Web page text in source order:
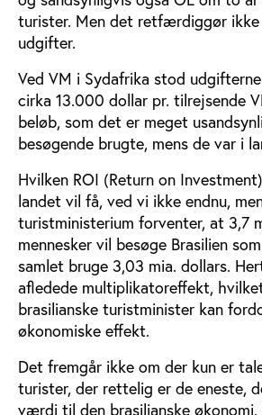
turister. Men det retfærdiggør ikke
udgifter.
Ved VM i Sydafrika stod
cirka 13.000 dollar pr. tilrejsende
beløb, som det er meget
besøgende brugte, mens de var i
Hvilken ROI (Return on
landet vil få, ved vi ikke endnu,
turistministerium forventer, at 3,7
mennesker vil besøge Brasilien
samlet bruge 3,03 mia. dollars.
afledede multiplikatoreffekt,
brasilianske turistminister kan
økonomiske effekt.
Det fremgår ikke om der kun er
turister, der rettelig er de eneste,
værdi til den brasilianske